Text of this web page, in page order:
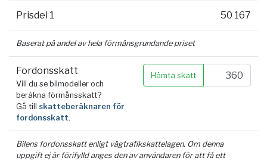
Prisdel 1 50 167
Baserat på andel av hela förmånsgrundande priset
Fordonsskatt
Vill du se bilmodeller och
beräkna förmånsskatt?
Gå till skatteberäknaren för
fordonsskatt.
Hämta skatt
Bilens fordonsskatt enligt vägtrafikskattelagen. Om denna
uppgift ej är förifylld anges den av användaren för att få ett